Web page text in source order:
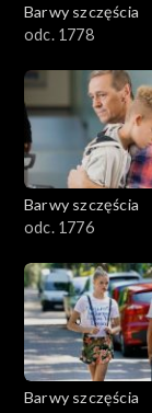
Barwy szczęścia
odc. 1778
Barwy szczęścia
odc. 1776
Barwy szczęścia